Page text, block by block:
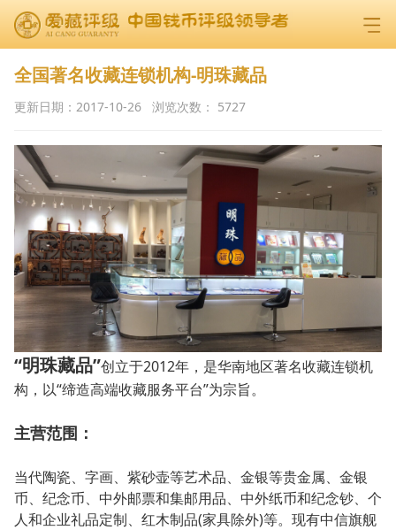
全国著名收藏连锁机构-明珠藏品
更新日期： 2017-10-26 浏览次数： 5727
“明珠藏品”创立于2012年，是华南地区著名收藏连锁机
构，以“缔造高端收藏服务平台”为宗旨。
主营范围：
当代陶瓷、字画、紫砂壶等艺术品、金银等贵金属、金银
币、纪念币、中外邮票和集邮用品、中外纸币和纪念钞、个
人和企业礼品定制、红木制品(家具除外)等。现有中信旗舰